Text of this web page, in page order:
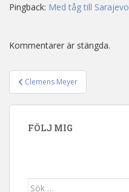
Pingback: Med tåg till
Kommentarer är stängda.
Clemens Meyer
FÖLJ MIG
Sök efter: